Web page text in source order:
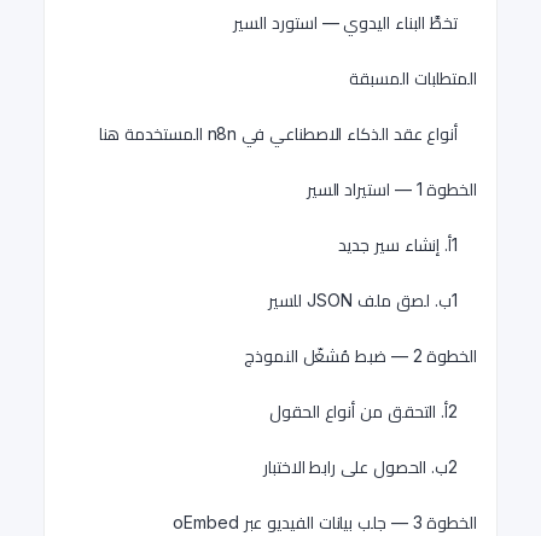
تخطَّ البناء اليدوي — استورد السير
المتطلبات المسبقة
أنواع عقد الذكاء الاصطناعي في n8n المستخدمة هنا
الخطوة 1 — استيراد السير
1أ. إنشاء سير جديد
1ب. لصق ملف JSON للسير
الخطوة 2 — ضبط مُشغّل النموذج
2أ. التحقق من أنواع الحقول
2ب. الحصول على رابط الاختبار
الخطوة 3 — جلب بيانات الفيديو عبر oEmbed